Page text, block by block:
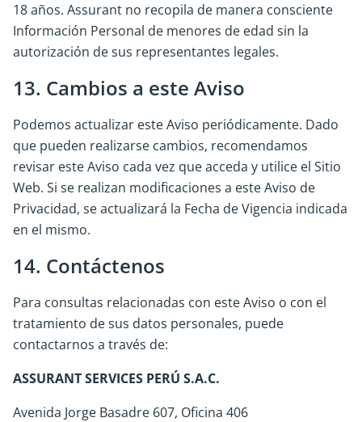
18 años. Assurant no recopila de manera consciente
Información Personal de menores de edad sin la
autorización de sus representantes legales.
13. Cambios a este Aviso
Podemos actualizar este Aviso periódicamente. Dado
que pueden realizarse cambios, recomendamos
revisar este Aviso cada vez que acceda y utilice el Sitio
Web. Si se realizan modificaciones a este Aviso de
Privacidad, se actualizará la Fecha de Vigencia indicada
en el mismo.
14. Contáctenos
Para consultas relacionadas con este Aviso o con el
tratamiento de sus datos personales, puede
contactarnos a través de:
ASSURANT SERVICES PERÚ S.A.C.
Avenida Jorge Basadre 607, Oficina 406